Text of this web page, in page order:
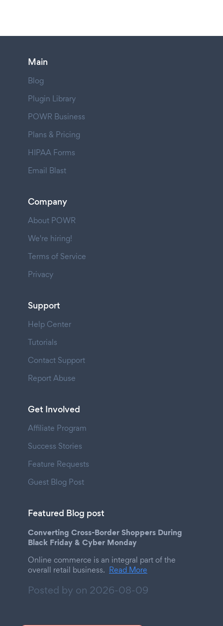
Main
Blog
Plugin Library
POWR Business
Plans & Pricing
HIPAA Forms
Email Blast
Company
About POWR
We're hiring!
Terms of Service
Privacy
Support
Help Center
Tutorials
Contact Support
Report Abuse
Get Involved
Affiliate Program
Success Stories
Feature Requests
Guest Blog Post
Featured Blog post
Converting Cross-Border Shoppers During
Black Friday & Cyber Monday
Online commerce is an integral part of the
overall retail business. Read More
Posted by on 2026-08-09